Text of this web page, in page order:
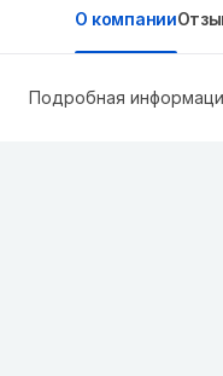
О компании
Подробная